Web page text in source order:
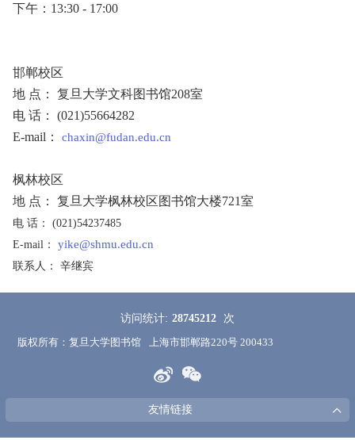
下午：13:30 - 17:00
邯郸校区
地 点： 复旦大学文科图书馆208室
电 话： (021)55664282
E-mail： chaxin@fudan.edu.cn
枫林校区
地 点： 复旦大学枫林校区图书馆大楼721室
电 话： (021)54237485
E-mail： yike@shmu.edu.cn
联系人： 辛继宾
访问统计: 28745212
次
版权所有：复旦大学图书馆
上海市邯郸路220号 200433
友情链接